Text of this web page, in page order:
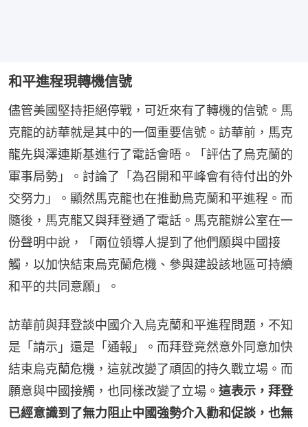
和平進程現轉機信號
儘管美國堅持拒絕停戰，可近來有了轉機的信號。馬
克龍的訪華就是其中的一個重要信號。訪華前，馬克
龍先與澤連斯基進行了電話會晤。「評估了烏克蘭的
軍事局勢」。討論了「為召開和平峰會有待付出的外
交努力」。顯然馬克龍也在推動烏克蘭和平進程。而
隨後，馬克龍又與拜登通了電話。馬克龍辦公室在一
份聲明中說，「兩位領導人提到了他們願與中國接
觸，以加快結束烏克蘭危機、參與建設該地區可持續
和平的共同意願」。
訪華前與拜登談中國介入烏克蘭和平進程問題，不知
是「請示」還是「通報」。而拜登竟然意外同意加快
結束烏克蘭危機，這就改變了頑固的持久戰立場。而
願意與中國接觸，也同樣改變了立場。 這表示，拜登
已經意識到了無力阻止中國強勢介入勸和促談，也無